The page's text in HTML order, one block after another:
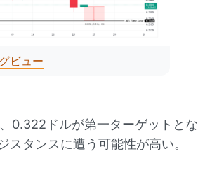
ビュー
0.322ドルが第一ターゲットとな
タンスに遭う可能性が高い。